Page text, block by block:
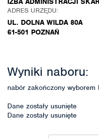
ADRES URZĘDU:
UL. DOLNA WILDA 80A
61-501 POZNAŃ
Wyniki naboru:
nabór zakończony
Dane zostały usunięte
Dane zostały usunięte